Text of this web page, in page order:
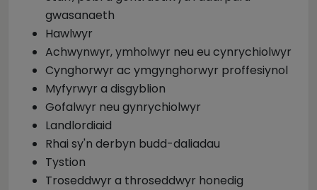
gwasanaeth
Hawlwyr
Achwynwyr, ymholwyr neu eu cynrychiolwyr
Cynghorwyr ac ymgynghorwyr proffesiynol
Myfyrwyr a disgyblion
Gofalwyr neu gynrychiolwyr
Landlordiaid
Rhai sy'n derbyn budd-daliadau
Tystion
Troseddwyr a throseddwyr honedig